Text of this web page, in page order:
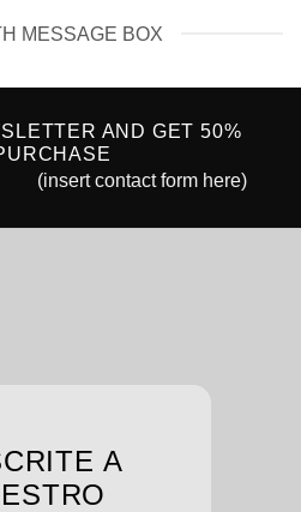
MESSAGE BOX
AND GET 50%
(insert contact form here)
A